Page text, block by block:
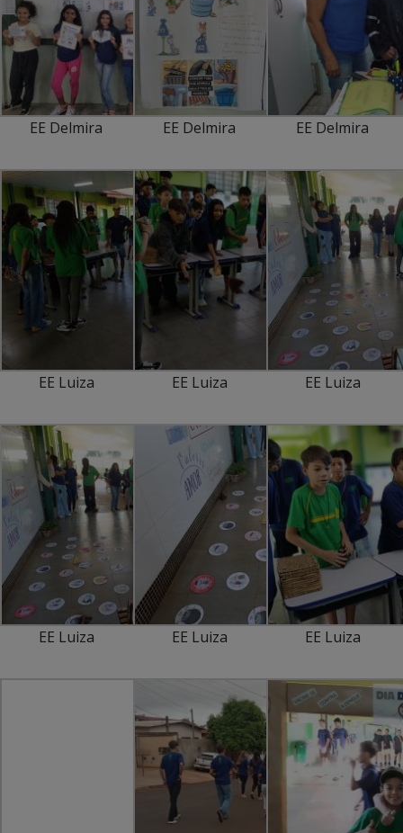
EE Delmira EE Delmira EE Delmira
EE Luiza EE Luiza EE Luiza
EE Luiza EE Luiza EE Luiza